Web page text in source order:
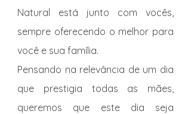
Natural está junto com vocês,
sempre oferecendo o melhor para
você e sua família.
Pensando na relevância de um dia
que prestigia todas as mães,
queremos que este dia seja